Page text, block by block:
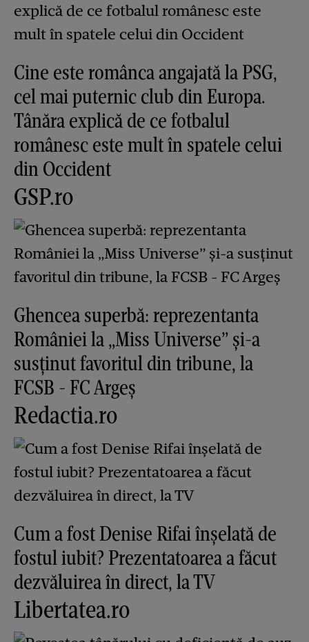
Cine este românca angajată la PSG,
cel mai puternic club din Europa.
Tânăra explică de ce fotbalul
românesc este mult în spatele celui
din Occident
GSP.ro
Ghencea superbă: reprezentanta
României la „Miss Universe” și-a
susținut favoritul din tribune, la
FCSB - FC Argeș
Redactia.ro
Cum a fost Denise Rifai înșelată de
fostul iubit? Prezentatoarea a făcut
dezvăluirea în direct, la TV
Libertatea.ro